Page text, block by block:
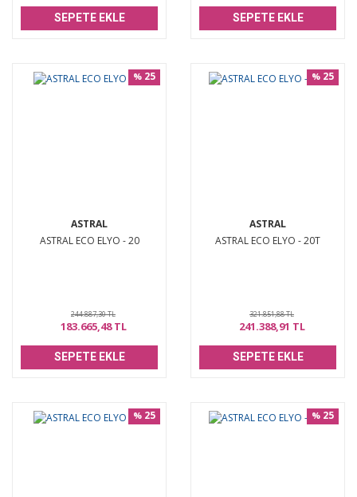
SEPETE EKLE SEPETE EKLE
ASTRAL
ASTRAL ECO ELYO - 20
% 25
244.887,30 TL
183.665,48 TL
SEPETE EKLE
ASTRAL
ASTRAL ECO ELYO - 20T
% 25
321.851,88 TL
241.388,91 TL
SEPETE EKLE
% 25 % 25